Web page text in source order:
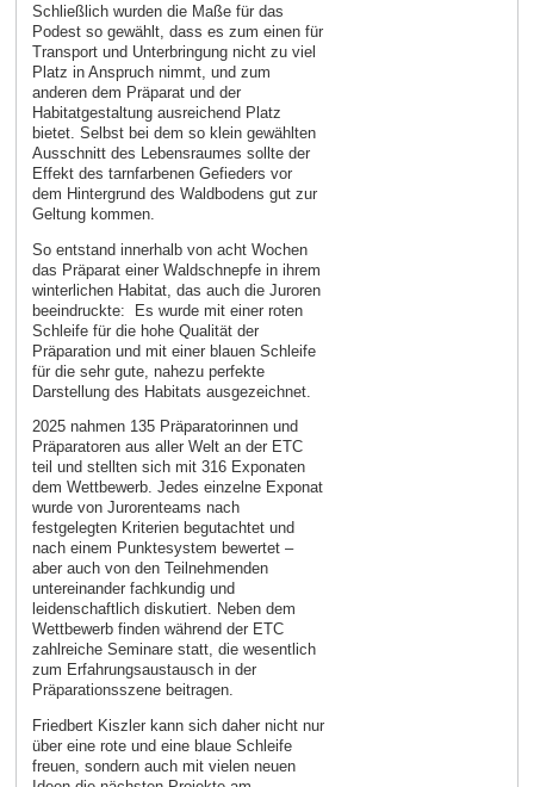
Schließlich wurden die Maße für das
Podest so gewählt, dass es zum einen für
Transport und Unterbringung nicht zu viel
Platz in Anspruch nimmt, und zum
anderen dem Präparat und der
Habitatgestaltung ausreichend Platz
bietet. Selbst bei dem so klein gewählten
Ausschnitt des Lebensraumes sollte der
Effekt des tarnfarbenen Gefieders vor
dem Hintergrund des Waldbodens gut zur
Geltung kommen.
So entstand innerhalb von acht Wochen
das Präparat einer Waldschnepfe in ihrem
winterlichen Habitat, das auch die Juroren
beeindruckte: Es wurde mit einer roten
Schleife für die hohe Qualität der
Präparation und mit einer blauen Schleife
für die sehr gute, nahezu perfekte
Darstellung des Habitats ausgezeichnet.
2025 nahmen 135 Präparatorinnen und
Präparatoren aus aller Welt an der ETC
teil und stellten sich mit 316 Exponaten
dem Wettbewerb. Jedes einzelne Exponat
wurde von Jurorenteams nach
festgelegten Kriterien begutachtet und
nach einem Punktesystem bewertet –
aber auch von den Teilnehmenden
untereinander fachkundig und
leidenschaftlich diskutiert. Neben dem
Wettbewerb finden während der ETC
zahlreiche Seminare statt, die wesentlich
zum Erfahrungsaustausch in der
Präparationsszene beitragen.
Friedbert Kiszler kann sich daher nicht nur
über eine rote und eine blaue Schleife
freuen, sondern auch mit vielen neuen